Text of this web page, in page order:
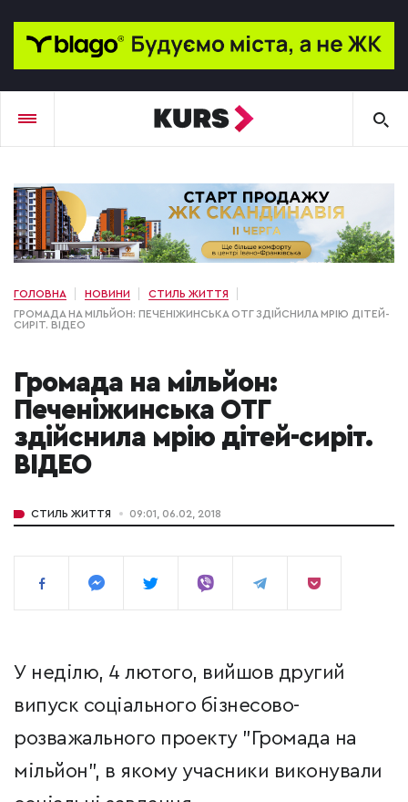
ГОЛОВНА НОВИНИ
СТИЛЬ ЖИТТЯ
ГРОМАДА НА МІЛЬЙОН: ПЕЧЕНІЖИНСЬКА ОТГ ЗДІЙСНИЛА МРІЮ ДІТЕЙ-
СИРІТ. ВІДЕО
Громада на мільйон:
Печеніжинська ОТГ
здійснила мрію дітей-сиріт.
ВІДЕО
СТИЛЬ ЖИТТЯ 09:01, 06.02, 2018
У неділю, 4 лютого, вийшов другий
випуск соціального бізнесово-
розважального проекту "Громада на
мільйон", в якому учасники виконували